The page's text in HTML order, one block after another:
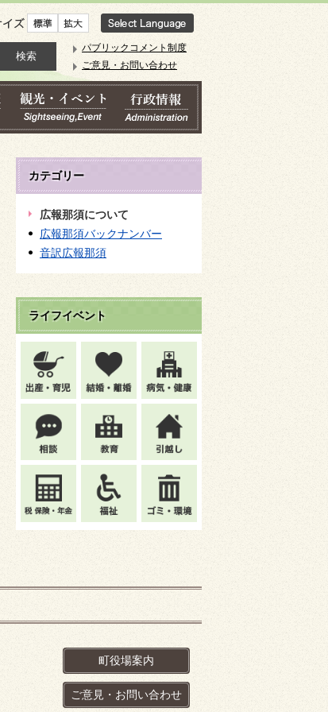
文字サイズ
パブリックコメント制度
ご意見・お問い合わせ
カテゴリー
広報那須について
広報那須バックナンバー
音訳広報那須
ライフイベント
町役場案内
ご意見・お問い合わせ